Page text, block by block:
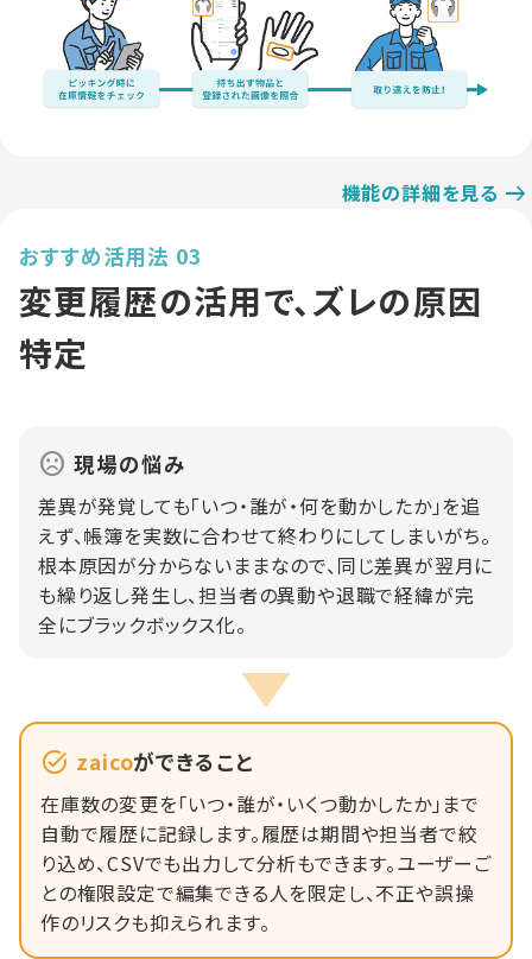
機能の詳細を見る
おすすめ活用法 03
変更履歴の活用で、ズレの原因
特定
現場の悩み
差異が発覚しても「いつ・誰が・何を動かしたか」を追
えず、帳簿を実数に合わせて終わりにしてしまいがち。
根本原因が分からないままなので、同じ差異が翌月に
も繰り返し発生し、担当者の異動や退職で経緯が完
全にブラックボックス化。
zaicoができること
在庫数の変更を「いつ・誰が・いくつ動かしたか」まで
自動で履歴に記録します。履歴は期間や担当者で絞
り込め、CSVでも出力して分析もできます。ユーザーご
との権限設定で編集できる人を限定し、不正や誤操
作のリスクも抑えられます。